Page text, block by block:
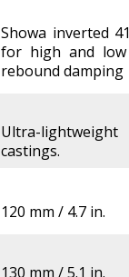
Showa inverted
for high and low
rebound damping
Ultra-
castings.
120 mm / 4.7 in.
130 mm / 5.1 in.